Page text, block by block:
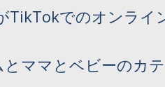
TikTokでのオンライ
ママとベビーのカ